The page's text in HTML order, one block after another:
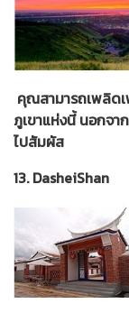
คุณสามารถเพลิด
ภูเขาแห่งนี้ นอกจ
ไปสัมผัส
13. DasheiShan